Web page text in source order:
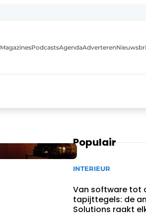
MagazinesPodcastsAgendaAdverteren
Populair
INTERIEUR
Van software tot
tapijttegels: de
Solutions raakt